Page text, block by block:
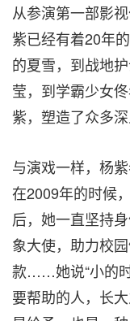
从参演第一部影
紫已经有着20年
的夏雪，到战地
莹，到学霸少女
紫，塑造了众多深
与演戏一样，杨
在2009年的时候
后，她一直坚持
象大使，助力校
款……她说“小的
要帮助的人，长